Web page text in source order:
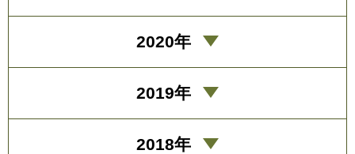
2020年
2019年
2018年